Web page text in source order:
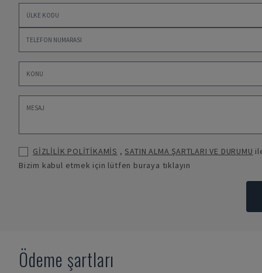
GİZLİLİK POLİTİKAMİS ,SATIN ALMA ŞARTLARI VE DURUMU
Bizim kabul etmek için lütfen buraya tıklayın
Ödeme şartları